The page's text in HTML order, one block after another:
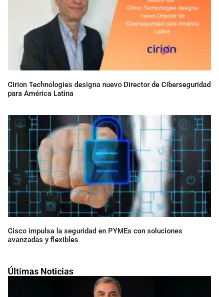
Últimas Noticias
Cirion Technologies designa nuevo Director de Ciberseguridad
para América Latina
Cisco impulsa la seguridad en PYMEs con soluciones
avanzadas y flexibles